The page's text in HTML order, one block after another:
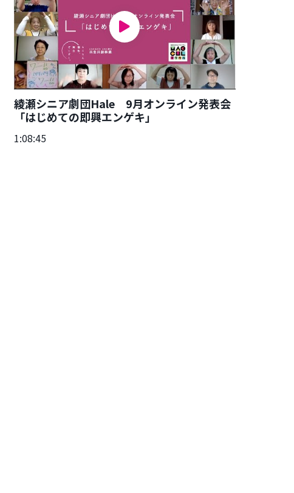
綾瀬シニア劇団Hale 9月オンライン発表会
「はじめての即興エンゲキ」
1:08:45